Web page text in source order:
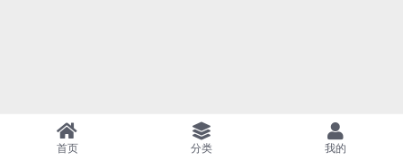
首页 分类 我的